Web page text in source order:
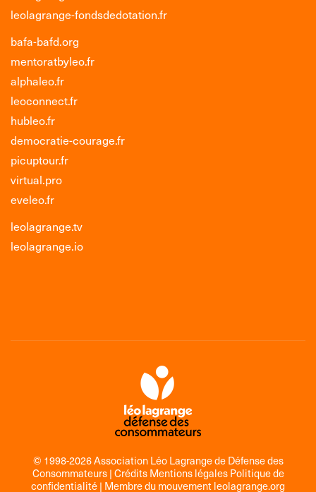
leolagrange-fondsdedotation.fr
bafa-bafd.org
mentoratbyleo.fr
alphaleo.fr
leoconnect.fr
hubleo.fr
democratie-courage.fr
picuptour.fr
virtual.pro
eveleo.fr
leolagrange.tv
leolagrange.io
© 1998-2026 Association Léo Lagrange de Défense des
Consommateurs |Crédits Mentions légales Politique de
confidentialité| Membre du mouvementleolagrange.org